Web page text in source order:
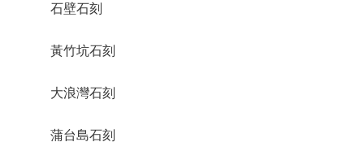
石壁石刻
黃竹坑石刻
大浪灣石刻
蒲台島石刻